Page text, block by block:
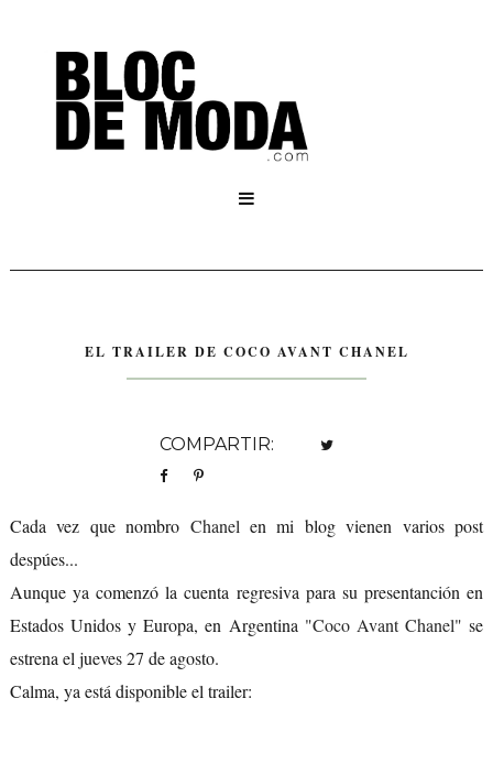

EL TRAILER DE COCO AVANT CHANEL
COMPARTIR:
Cada vez que nombro Chanelen mi blog vienen varios post
despúes...
Aunque ya comenzó la cuenta regresiva para su presentanción en
Estados Unidos y Europa, en Argentina "Coco Avant Chanel" se
estrena el jueves 27 de agosto.
Calma, ya está disponible el trailer: